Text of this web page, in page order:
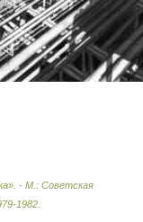
- М.: Советская
1982